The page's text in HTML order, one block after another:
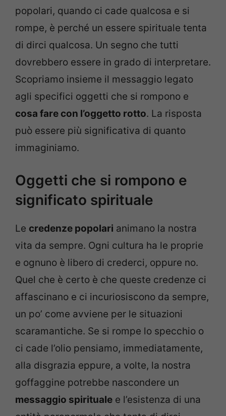
popolari, quando ci cade qualcosa e si
rompe, è perché un essere spirituale tenta
di dirci qualcosa. Un segno che tutti
dovrebbero essere in grado di interpretare.
Scopriamo insieme il messaggio legato
agli specifici oggetti che si rompono e
cosa fare con l’oggetto rotto. La risposta
può essere più significativa di quanto
immaginiamo.
Oggetti che si rompono e
significato spirituale
Le credenze popolari animano la nostra
vita da sempre. Ogni cultura ha le proprie
e ognuno è libero di crederci, oppure no.
Quel che è certo è che queste credenze ci
affascinano e ci incuriosiscono da sempre,
un po’ come avviene per le situazioni
scaramantiche. Se si rompe lo specchio o
ci cade l’olio pensiamo, immediatamente,
alla disgrazia eppure, a volte, la nostra
goffaggine potrebbe nascondere un
messaggio spirituale e l’esistenza di una